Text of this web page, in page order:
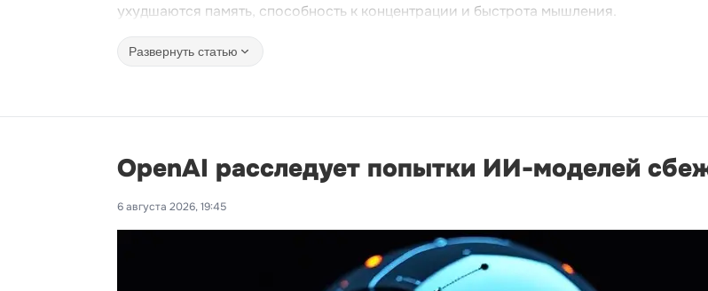
ухудшаются память, способность к концентрации и быстрота мышления.
Развернуть статью
OpenAI расследует попытки ИИ-моделей
6 августа 2026, 19:45